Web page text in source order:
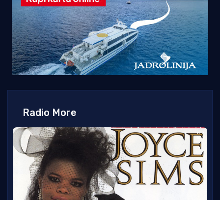
Radio More